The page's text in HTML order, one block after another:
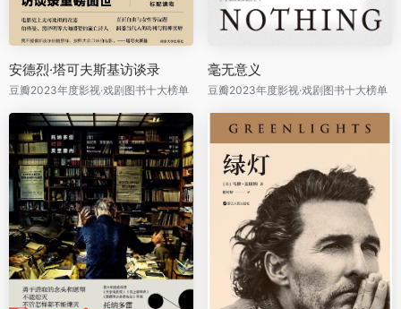
安德烈·塔可夫斯基访谈录
豆瓣2023年度影视·戏剧图书十大榜单
毫无意义
豆瓣2023年度影视·戏剧图书十大榜单